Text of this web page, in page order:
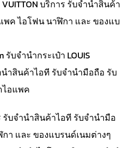
VUITTON บริการ รับจำนำสินค้า
พค ไอโฟน นาฬิกา และ ของแบ
บจำนำกระเป๋า LOUIS
นำสินค้าไอที รับจำนำมือถือ รับ
ไอแพค
บจำนำสินค้าไอที รับจำนำมือ
า และ ของแบรนด์เนมต่างๆ